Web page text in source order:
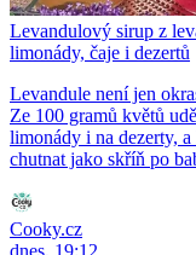
Levandulový sirup z
limonády, čaje i dezertů
Levandule není jen
Ze 100 gramů květů
limonády i na dezerty,
chutnat jako skříň po
Cooky.cz